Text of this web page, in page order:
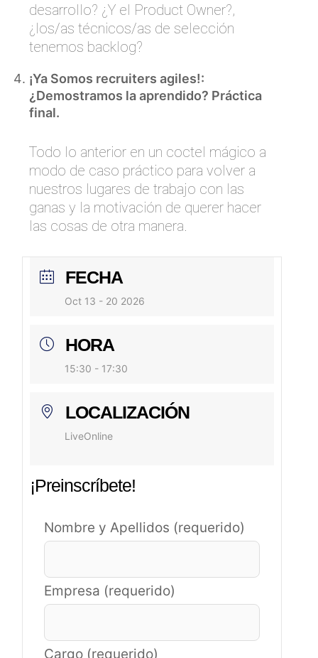
desarrollo? ¿Y el Product Owner?,
¿los/as técnicos/as de selección
tenemos backlog?
¡Ya Somos recruiters agiles!:
¿Demostramos la aprendido? Práctica
final.
Todo lo anterior en un coctel mágico a
modo de caso práctico para volver a
nuestros lugares de trabajo con las
ganas y la motivación de querer hacer
las cosas de otra manera.
FECHA
Oct 13 - 20 2026
HORA
15:30 - 17:30
LOCALIZACIÓN
LiveOnline
¡Preinscríbete!
Nombre y Apellidos (requerido)
Empresa (requerido)
Cargo (requerido)